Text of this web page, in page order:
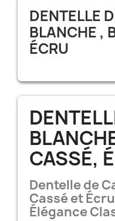
DENTELLE
BLANCHE ,
ÉCRU
CASSÉ,
Dentelle de
Cassé et Écru
Élégance